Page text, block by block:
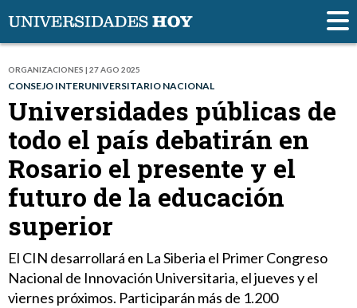
ORGANIZACIONES | 27 AGO 2025
CONSEJO INTERUNIVERSITARIO NACIONAL
Universidades públicas de
todo el país debatirán en
Rosario el presente y el
futuro de la educación
superior
El CIN desarrollará en La Siberia el Primer Congreso
Nacional de Innovación Universitaria, el jueves y el
viernes próximos. Participarán más de 1.200